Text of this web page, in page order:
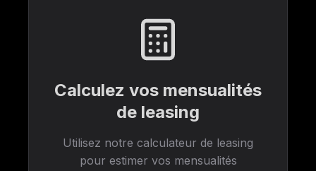
Calculez vos mensualités
de leasing
Utilisez notre calculateur de leasing
pour estimer vos mensualités